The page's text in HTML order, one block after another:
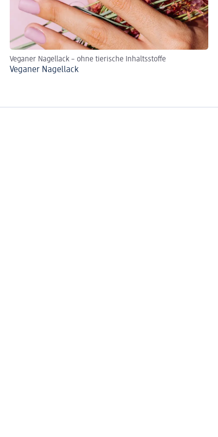
Veganer Nagellack – ohne tierische Inhaltsstoffe
Veganer Nagellack